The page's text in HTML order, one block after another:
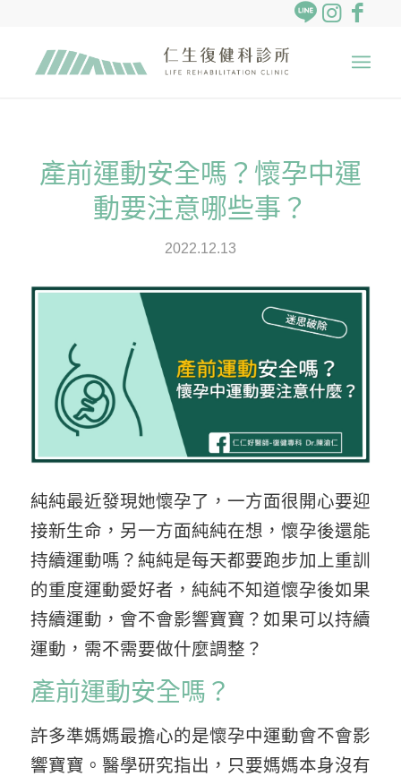
產前運動安全嗎？懷孕中運
動要注意哪些事？
2022.12.13
純純最近發現她懷孕了，一方面很開心要迎
接新生命，另一方面純純在想，懷孕後還能
持續運動嗎？純純是每天都要跑步加上重訓
的重度運動愛好者，純純不知道懷孕後如果
持續運動，會不會影響寶寶？如果可以持續
運動，需不需要做什麼調整？
產前運動安全嗎？
許多準媽媽最擔心的是懷孕中運動會不會影
響寶寶。醫學研究指出，只要媽媽本身沒有